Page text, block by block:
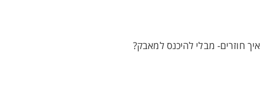
איך חוזרים- מבלי להיכנס למאבק?